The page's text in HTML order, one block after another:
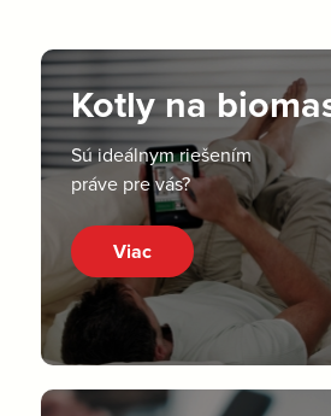
Kotly na
Sú ideálnym riešením
práve pre vás?
Viac